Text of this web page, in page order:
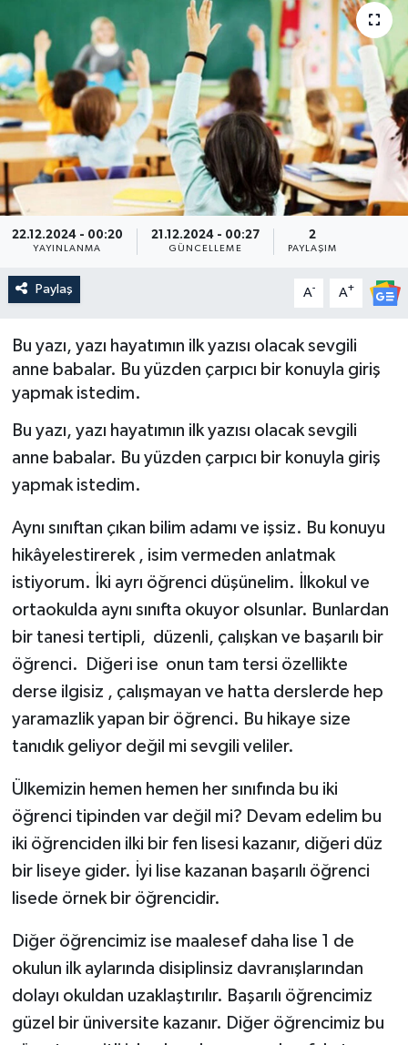
22.12.2024 - 00:20
YAYINLANMA
21.12.2024 - 00:27
GÜNCELLEME
2
PAYLAŞIM
Paylaş A- A+
Bu yazı, yazı hayatımın ilk yazısı olacak sevgili
anne babalar. Bu yüzden çarpıcı bir konuyla giriş
yapmak istedim.
Bu yazı, yazı hayatımın ilk yazısı olacak sevgili
anne babalar. Bu yüzden çarpıcı bir konuyla giriş
yapmak istedim.
Aynı sınıftan çıkan bilim adamı ve işsiz. Bu konuyu
hikâyelestirerek , isim vermeden anlatmak
istiyorum. İki ayrı öğrenci düşünelim. İlkokul ve
ortaokulda aynı sınıfta okuyor olsunlar. Bunlardan
bir tanesi tertipli, düzenli, çalışkan ve başarılı bir
öğrenci. Diğeri ise onun tam tersi özellikte
derse ilgisiz , çalışmayan ve hatta derslerde hep
yaramazlik yapan bir öğrenci. Bu hikaye size
tanıdık geliyor değil mi sevgili veliler.
Ülkemizin hemen hemen her sınıfında bu iki
öğrenci tipinden var değil mi? Devam edelim bu
iki öğrenciden ilki bir fen lisesi kazanır, diğeri düz
bir liseye gider. İyi lise kazanan başarılı öğrenci
lisede örnek bir öğrencidir.
Diğer öğrencimiz ise maalesef daha lise 1 de
okulun ilk aylarında disiplinsiz davranışlarından
dolayı okuldan uzaklaştırılır. Başarılı öğrencimiz
güzel bir üniversite kazanır. Diğer öğrencimiz bu